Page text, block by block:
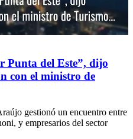
Punta del Este”, dijo
con el ministro de
gestionó un encuentro entre
y empresarios del sector